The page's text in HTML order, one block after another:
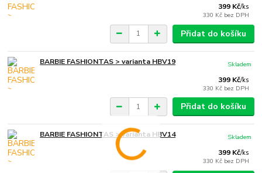
399 Kč/ks
330 Kč bez DPH
Přidat do košíku
BARBIE FASHIONTAS > varianta HBV19
399 Kč/ks
330 Kč bez DPH
Skladem
Přidat do košíku
BARBIE FASHIONTAS > varianta HBV14
399 Kč/ks
330 Kč bez DPH
Skladem